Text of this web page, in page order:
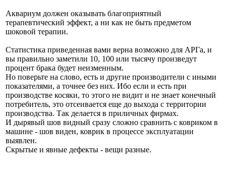
Аквариум должен оказывать благоприятный
терапевтический эффект, а ни как не быть предметом
шоковой терапии.
Статистика приведенная вами верна возможно для АРГа, и
вы правильно заметили 10, 100 или тысячу произведут
процент брака будет неизменным.
Но поверьте на слово, есть и другие производители с иными
показателями, а точнее без них. Ибо если и есть при
производстве косяки, то этого не видит и не знает конечный
потребитель, это отсеивается еще до выхода с территории
производства. Так делается в приличных фирмах.
И дырявый шов видный сразу сложно сравнить с ковриком в
машине - шов виден, коврик в процессе эксплуатации
выявлен.
Скрытые и явные дефекты - вещи разные.